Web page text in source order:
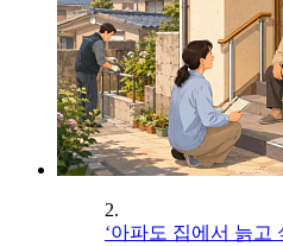
2.
‘아파도 집에서 늙고